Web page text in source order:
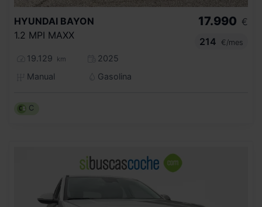
HYUNDAI BAYON
1.2 MPI MAXX
19.129 km
2025
Manual
Gasolina
17.990 €
214
€/mes
C